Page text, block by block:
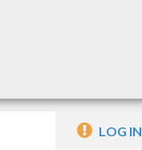
LOG IN